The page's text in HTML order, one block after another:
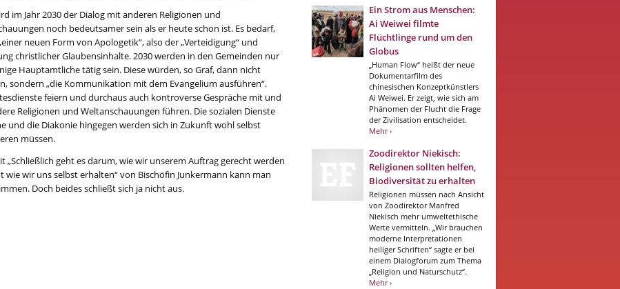
Ein Strom aus Menschen:
Ai Weiwei filmte
Flüchtlinge rund um den
Globus
„Human Flow“ heißt der neue
Dokumentarfilm des
chinesischen Konzeptkünstlers
Ai Weiwei. Er zeigt, wie sich am
Phänomen der Flucht die Frage
der Zivilisation entscheidet.
Mehr ›
Zoodirektor Niekisch:
Religionen sollten helfen,
Biodiversität zu erhalten
Religionen müssen nach Ansicht
von Zoodirektor Manfred
Niekisch mehr umweltethische
Werte vermitteln. „Wir brauchen
moderne Interpretationen
heiliger Schriften“ sagte er bei
einem Dialogforum zum Thema
„Religion und Naturschutz“.
Mehr ›
im Jahr 2030 der Dialog mit anderen Religionen und
noch bedeutsamer sein als er heute schon ist. Es bedarf,
neuen Form von Apologetik“, also der „Verteidigung“ und
christlicher Glaubensinhalte. 2030 werden in den Gemeinden nur
Hauptamtliche tätig sein. Diese würden, so Graf, dann nicht
sondern „die Kommunikation mit dem Evangelium ausführen“.
feiern und durchaus auch kontroverse Gespräche mit und
Religionen und Weltanschauungen führen. Die sozialen Dienste
und die Diakonie hingegen werden sich in Zukunft wohl selbst
müssen.
„Schließlich geht es darum, wie wir unserem Auftrag gerecht werden
wie wir uns selbst erhalten“ von Bischöfin Junkermann kann man
Doch beides schließt sich ja nicht aus.